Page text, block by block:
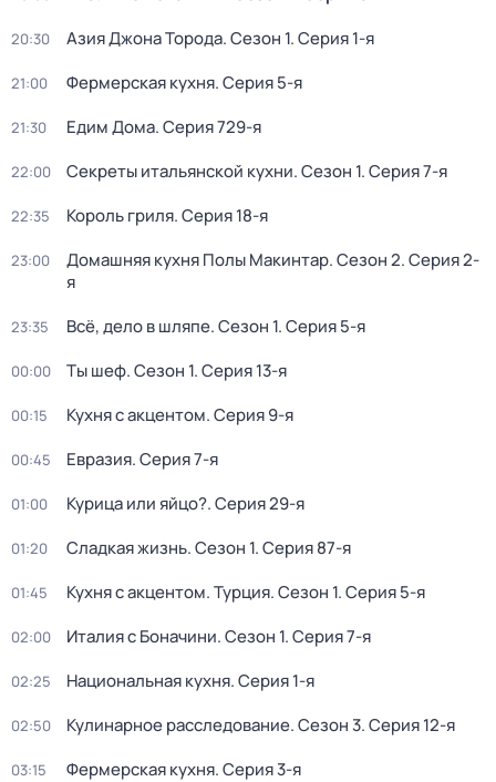
20:30 Азия Джона Торода. Сезон 1. Серия 1-я
21:00 Фермерская кухня. Серия 5-я
21:30 Едим Дома. Серия 729-я
22:00 Секреты итальянской кухни. Сезон 1. Серия 7-я
22:35 Король гриля. Серия 18-я
23:00 Домашняя кухня Полы Макинтар. Сезон 2. Серия 2-
я
23:35 Всё, дело в шляпе. Сезон 1. Серия 5-я
00:00 Ты шеф. Сезон 1. Серия 13-я
00:15 Кухня с акцентом. Серия 9-я
00:45 Евразия. Серия 7-я
01:00 Курица или яйцо?. Серия 29-я
01:20 Сладкая жизнь. Сезон 1. Серия 87-я
01:45 Кухня с акцентом. Турция. Сезон 1. Серия 5-я
02:00 Италия с Боначини. Сезон 1. Серия 7-я
02:25 Национальная кухня. Серия 1-я
02:50 Кулинарное расследование. Сезон 3. Серия 12-я
03:15 Фермерская кухня. Серия 3-я